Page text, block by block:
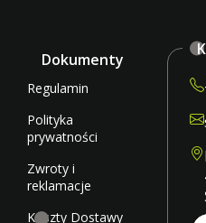
Dokumenty
Regulamin
Polityka
prywatności
Zwroty i
reklamacje
Koszty Dostawy